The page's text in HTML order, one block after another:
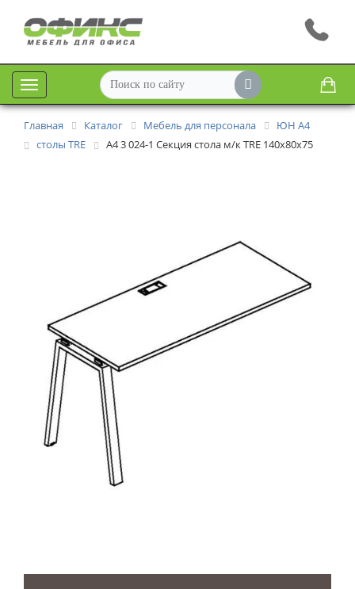
Меню
Главная Каталог Мебель для персонала
ЮН А4
столы TRE
А4 3 024-1 Секция стола м/к TRE 140x80x75